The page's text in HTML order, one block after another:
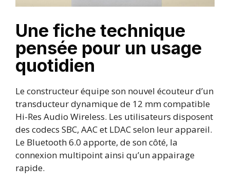
Une fiche technique
pensée pour un usage
quotidien
Le constructeur équipe son nouvel écouteur d’un
transducteur dynamique de 12 mm compatible
Hi-Res Audio Wireless. Les utilisateurs disposent
des codecs SBC, AAC et LDAC selon leur appareil.
Le Bluetooth 6.0 apporte, de son côté, la
connexion multipoint ainsi qu’un appairage
rapide.